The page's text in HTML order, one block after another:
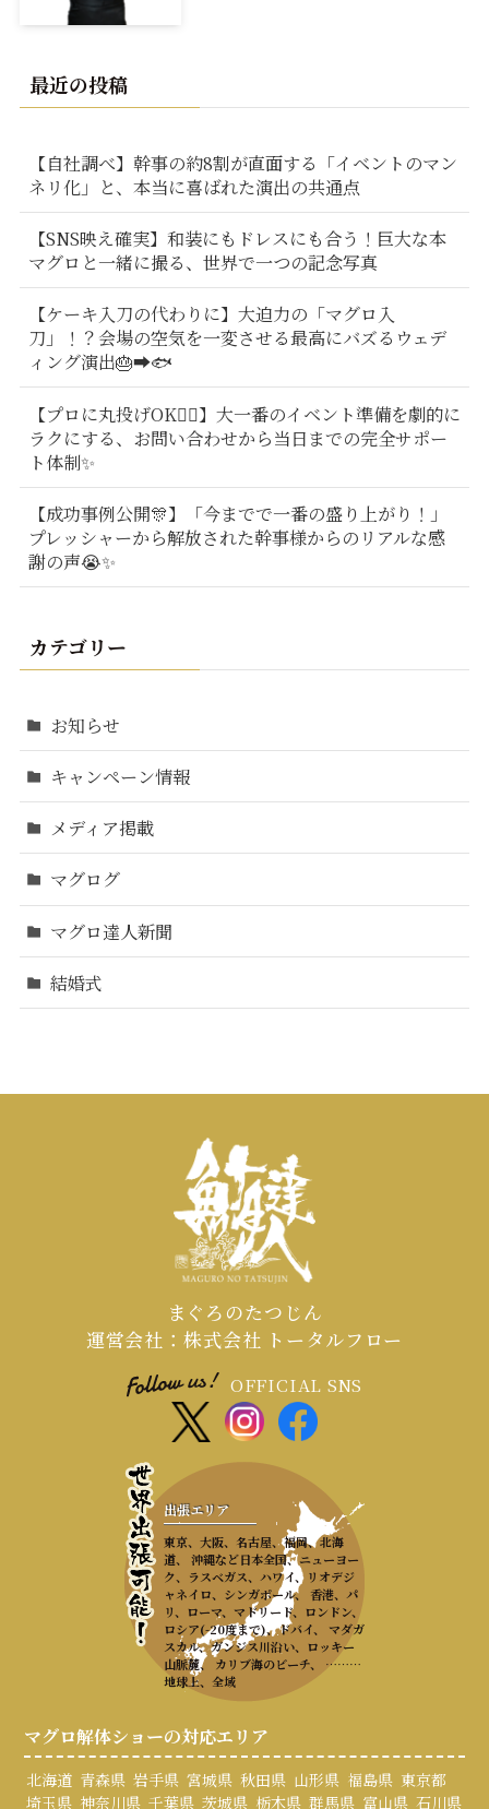
最近の投稿
【自社調べ】幹事の約8割が直面する「イベントのマン
ネリ化」と、本当に喜ばれた演出の共通点
【SNS映え確実】和装にもドレスにも合う！巨大な本
マグロと一緒に撮る、世界で一つの記念写真
【ケーキ入刀の代わりに】大迫力の「マグロ入
刀」！？会場の空気を一変させる最高にバズるウェデ
ィング演出🎂➡️🐟
【プロに丸投げOK🙆‍♂️】大一番のイベント準備を劇的に
ラクにする、お問い合わせから当日までの完全サポー
ト体制✨
【成功事例公開🎊】「今までで一番の盛り上がり！」
プレッシャーから解放された幹事様からのリアルな感
謝の声😭✨
カテゴリー
お知らせ
キャンペーン情報
メディア掲載
マグログ
マグロ達人新聞
結婚式
まぐろのたつじん
運営会社：株式会社 トータルフロー
OFFICIAL SNS
出張エリア
東京、大阪、名古屋、福岡、北海
道、 沖縄など日本全国、ニューヨー
ク、ラスベガス、ハワイ、リオデジ
ャネイロ、シンガポール、 香港、パ
リ、ローマ、マドリード、ロンドン、
ロシア(-20度まで)、ドバイ、 マダガ
スカル、ガンジス川沿い、ロッキー
山脈麓、 カリブ海のビーチ、 ………
地球上、全域
マグロ解体ショーの対応エリア
北海道 青森県 岩手県 宮城県 秋田県 山形県 福島県 東京都
埼玉県 神奈川県 千葉県 茨城県 栃木県 群馬県 富山県 石川県